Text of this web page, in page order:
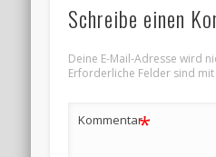
Schreibe einen
Deine E-Mail-Adresse wird
Erforderliche Felder sind mit
Kommentar*